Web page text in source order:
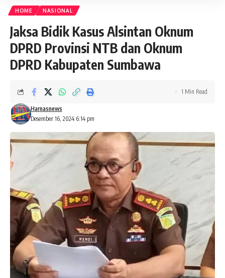
HOME NASIONAL
Jaksa Bidik Kasus Alsintan Oknum
DPRD Provinsi NTB dan Oknum
DPRD Kabupaten Sumbawa
Desember 16, 2024 6:14 pm
Harnasnews
1 Min Read